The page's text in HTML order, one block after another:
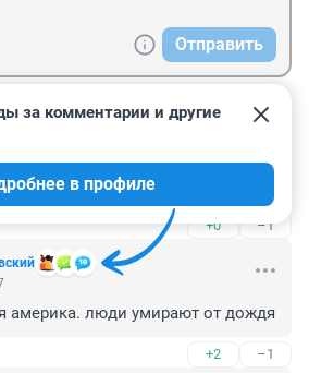
Отправить
все разнылись, затопило их
+0 –1
за комментарии и другие
в профиле
америка. люди умирают от дождя
+2 –1